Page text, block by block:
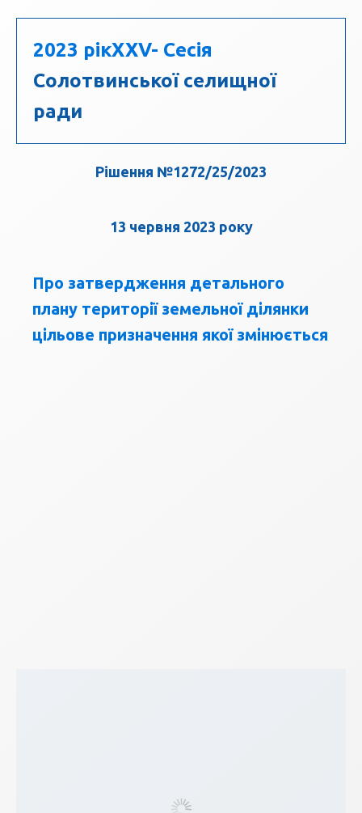
2023 рікХХV- Сесія
Солотвинської селищної
ради
Рішення №1272/25/2023
13 червня 2023 року
Про затвердження детального
плану території земельної ділянки
цільове призначення якої змінюється